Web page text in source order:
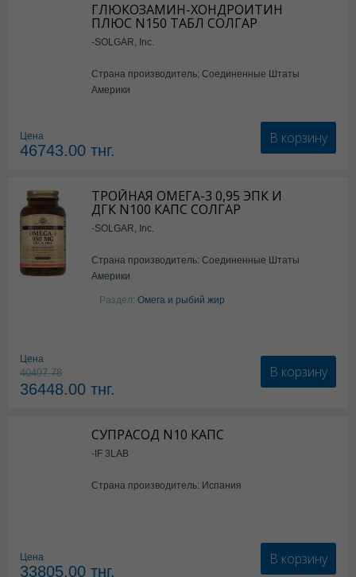
ГЛЮКОЗАМИН-ХОНДРОИТИН
ПЛЮС N150 ТАБЛ СОЛГАР
-SOLGAR, Inc.
Страна производитель: Соединенные Штаты
Америки
Цена
46743.00 тнг.
В корзину
ТРОЙНАЯ ОМЕГА-3 0,95 ЭПК И
ДГК N100 КАПС СОЛГАР
-SOLGAR, Inc.
Страна производитель: Соединенные Штаты
Америки
Раздел: Омега и рыбий жир
Цена
40497.78
36448.00 тнг.
В корзину
СУПРАСОД N10 КАПС
-IF 3LAB
Страна производитель: Испания
Цена
33805.00 тнг.
В корзину